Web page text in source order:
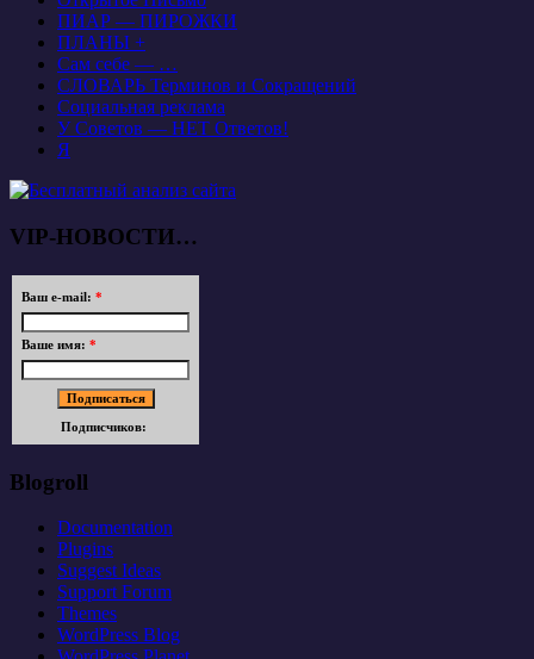
ПИАР — ПИРОЖКИ
ПЛАНЫ +
Сам себе — …
СЛОВАРЬ Терминов и Сокращений
Социальная реклама
У Советов — НЕТ Ответов!
Я
VIP-НОВОСТИ…
Ваш e-mail: *
Ваше имя: *
Подписчиков:
Blogroll
Documentation
Plugins
Suggest Ideas
Support Forum
Themes
WordPress Blog